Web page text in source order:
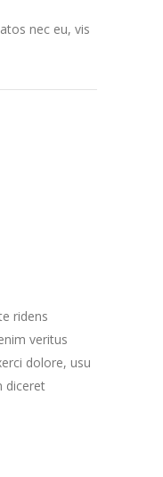
nec eu, vis
ridens
veritus
dolore, usu
diceret